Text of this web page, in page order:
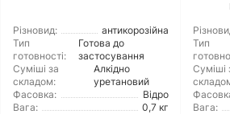
Різновид:
антикорозійна
Тип
готовності:
Готова до
застосування
Суміші за
складом:
Алкідно
уретановий
Фасовка:
Відро
Вага:
0,7 кг
Тип
Суміші
Вага: